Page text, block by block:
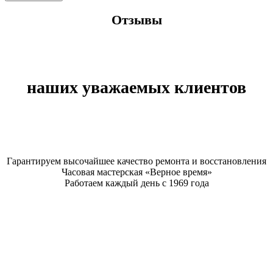
Отзывы
наших уважаемых клиентов
Гарантируем высочайшее качество ремонта и восстановления
Часовая мастерская «Верное время»
Работаем каждый день с 1969 года